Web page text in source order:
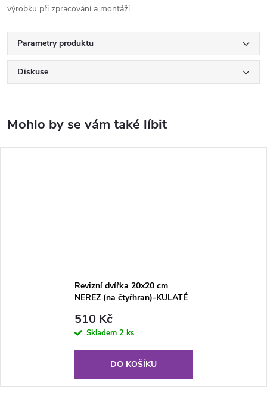
výrobku při zpracování a montáži.
Parametry produktu
Diskuse
Revizní dvířka 20x20 cm
NEREZ (na čtyřhran)-KULATÉ
510 Kč
Skladem 2 ks
DO KOŠÍKU